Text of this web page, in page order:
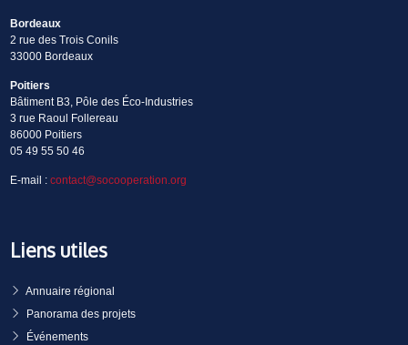
Bordeaux
2 rue des Trois Conils
33000 Bordeaux
Poitiers
Bâtiment B3, Pôle des Éco-Industries
3 rue Raoul Follereau
86000 Poitiers
05 49 55 50 46
E-mail : contact@socooperation.org
Liens utiles
Annuaire régional
Panorama des projets
Événements